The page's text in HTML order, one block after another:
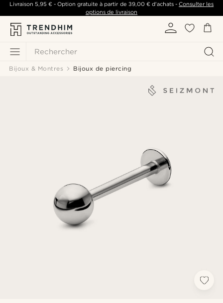
Rechercher
Livraison 5,95 €- Option gratuite à partir de 39,00 €d'achats -Consulter les
options de livraison
Bijoux & Montres Bijoux de piercing